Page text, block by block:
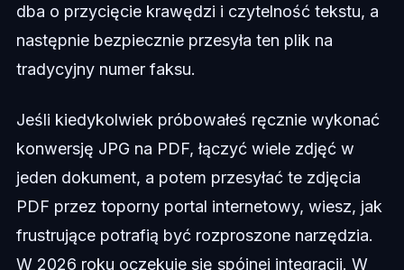
dba o przycięcie krawędzi i czytelność tekstu, a
następnie bezpiecznie przesyła ten plik na
tradycyjny numer faksu.
Jeśli kiedykolwiek próbowałeś ręcznie wykonać
konwersję JPG na PDF, łączyć wiele zdjęć w
jeden dokument, a potem przesyłać te zdjęcia
PDF przez toporny portal internetowy, wiesz, jak
frustrujące potrafią być rozproszone narzędzia.
W 2026 roku oczekuje się spójnej integracji. W